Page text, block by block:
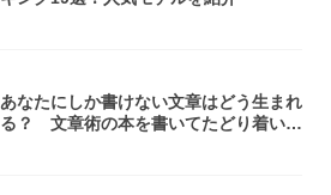
あなたにしか書けない文章はどう生まれ
る？ 文章術の本を書いてたどり着いた